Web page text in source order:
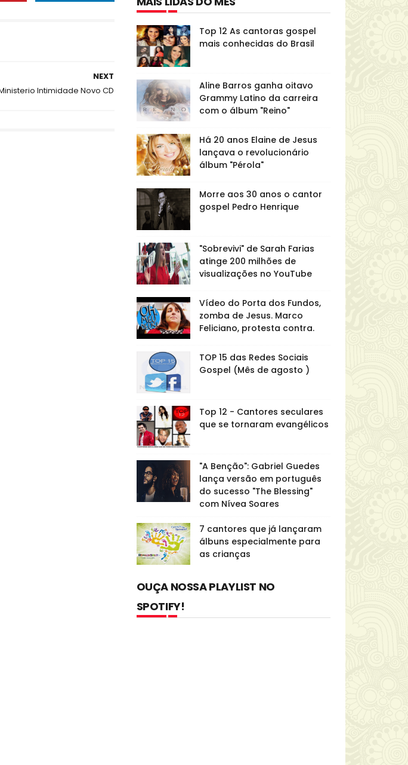
NEXT
Intimidade Novo CD
Top 12 As cantoras gospel
mais conhecidas do Brasil
Aline Barros ganha oitavo
Grammy Latino da carreira
com o álbum "Reino"
Há 20 anos Elaine de Jesus
lançava o revolucionário
álbum "Pérola"
Morre aos 30 anos o cantor
gospel Pedro Henrique
"Sobrevivi" de Sarah Farias
atinge 200 milhões de
visualizações no YouTube
Vídeo do Porta dos Fundos,
zomba de Jesus. Marco
Feliciano, protesta contra.
TOP 15 das Redes Sociais
Gospel (Mês de agosto )
Top 12 - Cantores seculares
que se tornaram evangélicos
"A Benção": Gabriel Guedes
lança versão em português
do sucesso "The Blessing"
com Nívea Soares
7 cantores que já lançaram
álbuns especialmente para
as crianças
OUÇA NOSSA PLAYLIST NO
SPOTIFY!